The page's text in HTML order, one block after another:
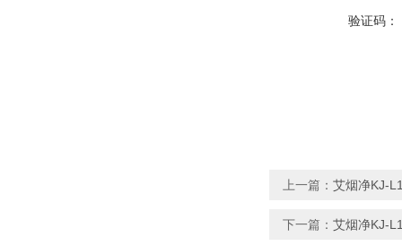
验证码：
上一篇： 艾烟净KJ-
下一篇： 艾烟净KJ-